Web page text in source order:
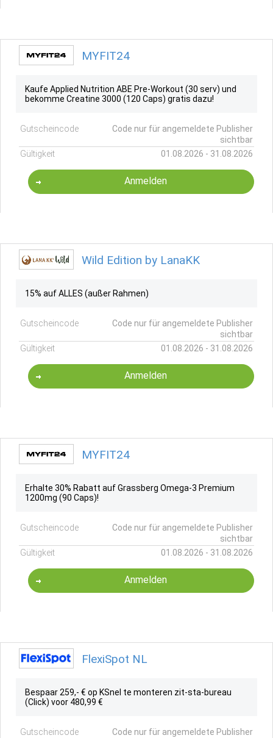
MYFIT24
Kaufe Applied Nutrition ABE Pre-Workout (30 serv) und
bekomme Creatine 3000 (120 Caps) gratis dazu!
Gutscheincode
Code nur für angemeldete Publisher
sichtbar
Gültigkeit
01.08.2026 - 31.08.2026
Anmelden
Wild Edition by LanaKK
15% auf ALLES (außer Rahmen)
Gutscheincode
Code nur für angemeldete Publisher
sichtbar
Gültigkeit
01.08.2026 - 31.08.2026
Anmelden
MYFIT24
Erhalte 30% Rabatt auf Grassberg Omega-3 Premium
1200mg (90 Caps)!
Gutscheincode
Code nur für angemeldete Publisher
sichtbar
Gültigkeit
01.08.2026 - 31.08.2026
Anmelden
FlexiSpot NL
Bespaar 259,- € op KSnel te monteren zit-sta-bureau
(Click) voor 480,99 €
Gutscheincode Code nur für angemeldete Publisher